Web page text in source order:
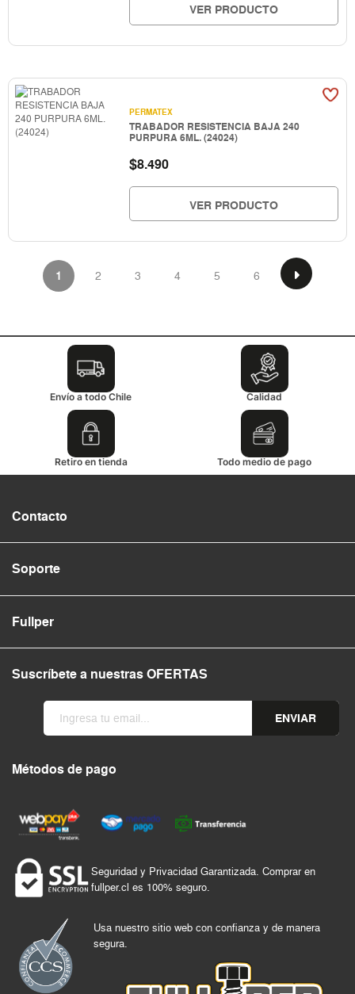
VER PRODUCTO
PERMATEX
TRABADOR RESISTENCIA BAJA 240
PURPURA 6ML. (24024)
$8.490
VER PRODUCTO
1 2 3 4 5 6
Envío a todo Chile Calidad
Retiro en tienda Todo medio de pago
Contacto
Soporte
Fullper
Suscríbete a nuestras OFERTAS
ENVIAR
Métodos de pago
Seguridad y Privacidad Garantizada. Comprar en
fullper.cl es 100% seguro.
Usa nuestro sitio web con confianza y de manera
segura.